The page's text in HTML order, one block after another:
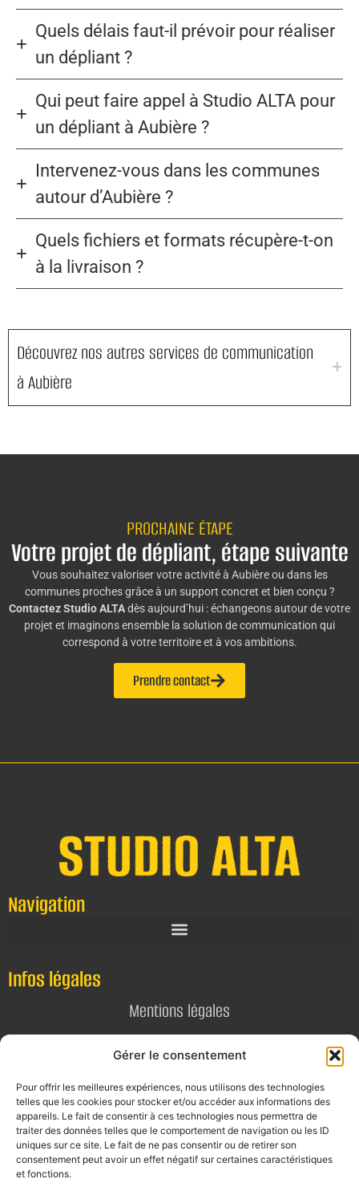
Gérer le consentement
Pour offrir les meilleures expériences, nous utilisons des technologies
telles que les cookies pour stocker et/ou accéder aux informations des
appareils. Le fait de consentir à ces technologies nous permettra de
traiter des données telles que le comportement de navigation ou les ID
uniques sur ce site. Le fait de ne pas consentir ou de retirer son
consentement peut avoir un effet négatif sur certaines caractéristiques
et fonctions.
Quels délais faut-il prévoir pour réaliser
un dépliant ?
Qui peut faire appel à Studio ALTA pour
un dépliant à Aubière ?
Intervenez-vous dans les communes
autour d’Aubière ?
Quels fichiers et formats récupère-t-on
à la livraison ?
Découvrez nos autres services de communication
à Aubière
PROCHAINE ÉTAPE
Votre projet de dépliant, étape suivante
Vous souhaitez valoriser votre activité à Aubière ou dans les
communes proches grâce à un support concret et bien conçu ?
Contactez Studio ALTAdès aujourd’hui : échangeons autour de votre
projet et imaginons ensemble la solution de communication qui
correspond à votre territoire et à vos ambitions.
Prendre contact
Navigation
Infos légales
Mentions légales
Politique de confidentialité
Contact
E-mail
contact@alta-studio.fr